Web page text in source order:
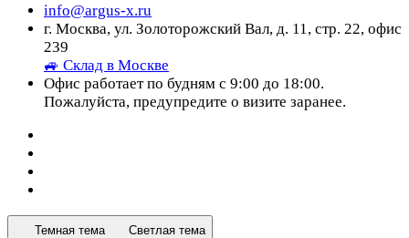
info@argus-x.ru
г. Москва, ул. Золоторожский Вал, д. 11, стр. 22, офис
239
🚙 Склад в Москве
Офис работает по будням с 9:00 до 18:00.
Пожалуйста, предупредите о визите заранее.
Темная тема Светлая тема